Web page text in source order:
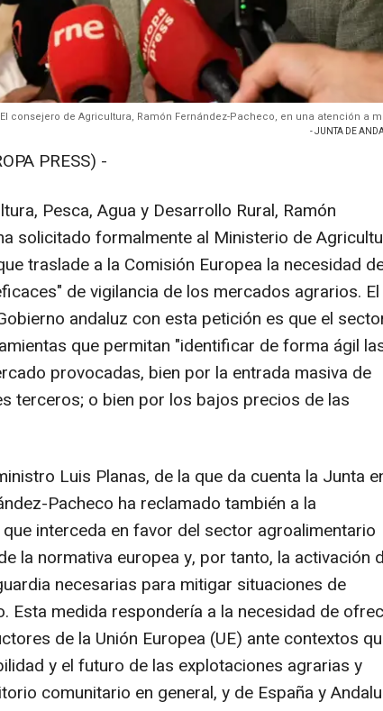
El consejero de Agricultura, Ramón Fernández-Pacheco, en una atención a
- JUNTA DE
PRESS) -
Pesca, Agua y Desarrollo Rural, Ramón
solicitado formalmente al Ministerio de
traslade a la Comisión Europea la necesidad
de vigilancia de los mercados agrarios. El
andaluz con esta petición es que el
que permitan "identificar de forma ágil
provocadas, bien por la entrada masiva de
terceros; o bien por los bajos precios de las
Luis Planas, de la que da cuenta la Junta
Pacheco ha reclamado también a la
interceda en favor del sector agroalimentario
la normativa europea y, por tanto, la activación
necesarias para mitigar situaciones de
Esta medida respondería a la necesidad de
de la Unión Europea (UE) ante contextos
y el futuro de las explotaciones agrarias y
comunitario en general, y de España y